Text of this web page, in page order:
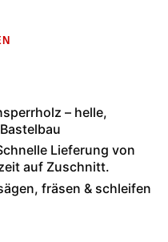
– helle,
Lieferung von
auf Zuschnitt.
fräsen & schleifen